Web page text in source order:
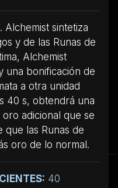
. Alchemist sintetiza
y de las Runas de
Alchemist
una bonificación de
a otra unidad
40 s, obtendrá una
adicional que se
que las Runas de
oro de lo normal.
40